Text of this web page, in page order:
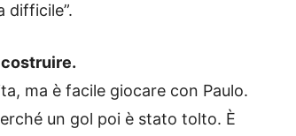
difficile”.
costruire.
ma è facile giocare con Paulo.
un gol poi è stato tolto. È